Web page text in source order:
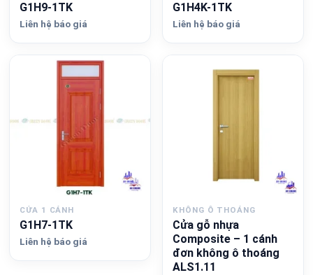
G1H9-1TK
Liên hệ báo giá
G1H4K-1TK
Liên hệ báo giá
CỬA 1 CÁNH
G1H7-1TK
Liên hệ báo giá
KHÔNG Ô THOÁNG
Cửa gỗ nhựa
Composite – 1 cánh
đơn không ô thoáng
ALS1.11